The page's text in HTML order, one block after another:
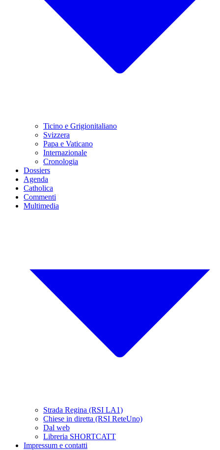
Ticino e Grigionitaliano
Svizzera
Papa e Vaticano
Internazionale
Cronologia
Dossiers
Agenda
Catholica
Commenti
Multimedia
Strada Regina (RSI LA1)
Chiese in diretta (RSI ReteUno)
Dal web
Libreria SHORTCATT
Impressum e contatti